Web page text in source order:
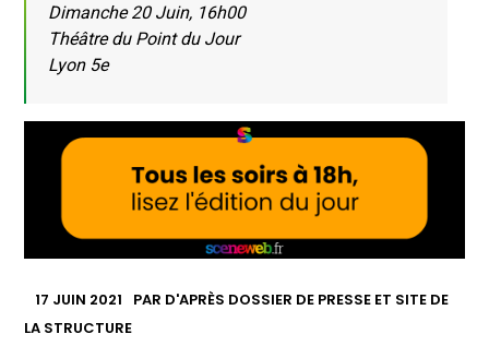
Dimanche 20 Juin, 16h00
Théâtre du Point du Jour
Lyon 5e
17 JUIN 2021 PAR D'APRÈS DOSSIER DE PRESSE ET SITE DE
LA STRUCTURE